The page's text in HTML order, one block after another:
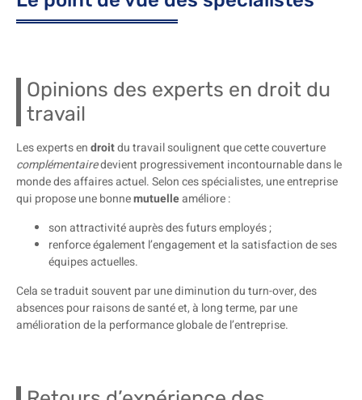
Opinions des experts en droit du
travail
Les experts endroitdu travail soulignent que cette couverture
complémentairedevient progressivement incontournable dans le
monde des affaires actuel. Selon ces spécialistes, une entreprise
qui propose une bonnemutuelleaméliore :
son attractivité auprès des futurs employés ;
renforce également l’engagement et la satisfaction de ses
équipes actuelles.
Cela se traduit souvent par une diminution du turn-over, des
absences pour raisons de santé et, à long terme, par une
amélioration de la performance globale de l’entreprise.